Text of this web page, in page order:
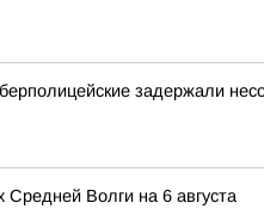
задержали
Средней Волги на 6 августа